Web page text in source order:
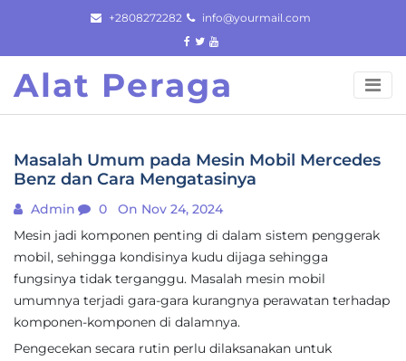
content
+2808272282 info@yourmail.com
Alat Peraga
Masalah Umum pada Mesin Mobil Mercedes
Benz dan Cara Mengatasinya
Admin 0
On Nov 24, 2024
Mesin jadi komponen penting di dalam sistem penggerak
mobil, sehingga kondisinya kudu dijaga sehingga
fungsinya tidak terganggu. Masalah mesin mobil
umumnya terjadi gara-gara kurangnya perawatan terhadap
komponen-komponen di dalamnya.
Pengecekan secara rutin perlu dilaksanakan untuk